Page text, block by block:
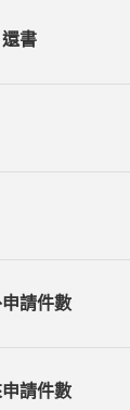
還書
請件數
請件數